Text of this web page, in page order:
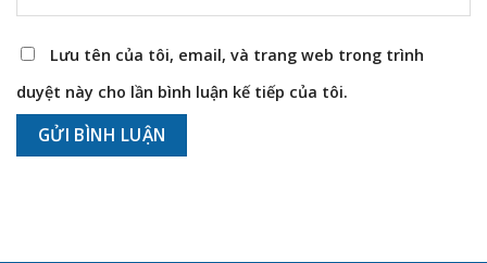
Lưu tên của tôi, email, và trang web trong trình
duyệt này cho lần bình luận kế tiếp của tôi.